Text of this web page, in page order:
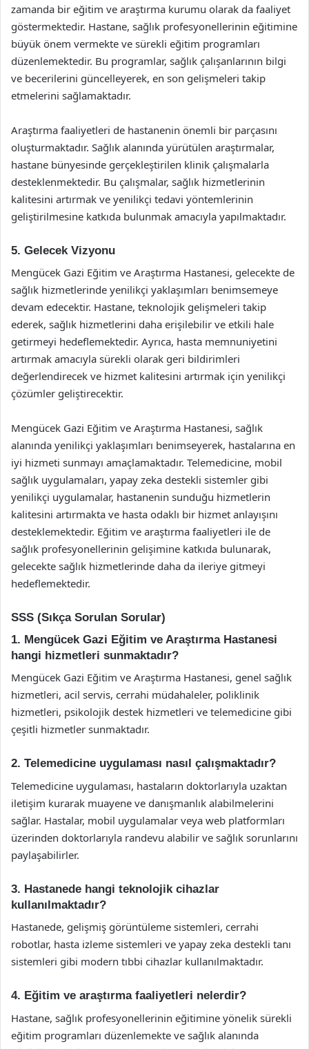
zamanda bir eğitim ve araştırma kurumu olarak da faaliyet
göstermektedir. Hastane, sağlık profesyonellerinin eğitimine
büyük önem vermekte ve sürekli eğitim programları
düzenlemektedir. Bu programlar, sağlık çalışanlarının bilgi
ve becerilerini güncelleyerek, en son gelişmeleri takip
etmelerini sağlamaktadır.
Araştırma faaliyetleri de hastanenin önemli bir parçasını
oluşturmaktadır. Sağlık alanında yürütülen araştırmalar,
hastane bünyesinde gerçekleştirilen klinik çalışmalarla
desteklenmektedir. Bu çalışmalar, sağlık hizmetlerinin
kalitesini artırmak ve yenilikçi tedavi yöntemlerinin
geliştirilmesine katkıda bulunmak amacıyla yapılmaktadır.
5. Gelecek Vizyonu
Mengücek Gazi Eğitim ve Araştırma Hastanesi, gelecekte de
sağlık hizmetlerinde yenilikçi yaklaşımları benimsemeye
devam edecektir. Hastane, teknolojik gelişmeleri takip
ederek, sağlık hizmetlerini daha erişilebilir ve etkili hale
getirmeyi hedeflemektedir. Ayrıca, hasta memnuniyetini
artırmak amacıyla sürekli olarak geri bildirimleri
değerlendirecek ve hizmet kalitesini artırmak için yenilikçi
çözümler geliştirecektir.
Mengücek Gazi Eğitim ve Araştırma Hastanesi, sağlık
alanında yenilikçi yaklaşımları benimseyerek, hastalarına en
iyi hizmeti sunmayı amaçlamaktadır. Telemedicine, mobil
sağlık uygulamaları, yapay zeka destekli sistemler gibi
yenilikçi uygulamalar, hastanenin sunduğu hizmetlerin
kalitesini artırmakta ve hasta odaklı bir hizmet anlayışını
desteklemektedir. Eğitim ve araştırma faaliyetleri ile de
sağlık profesyonellerinin gelişimine katkıda bulunarak,
gelecekte sağlık hizmetlerinde daha da ileriye gitmeyi
hedeflemektedir.
SSS (Sıkça Sorulan Sorular)
1. Mengücek Gazi Eğitim ve Araştırma Hastanesi
hangi hizmetleri sunmaktadır?
Mengücek Gazi Eğitim ve Araştırma Hastanesi, genel sağlık
hizmetleri, acil servis, cerrahi müdahaleler, poliklinik
hizmetleri, psikolojik destek hizmetleri ve telemedicine gibi
çeşitli hizmetler sunmaktadır.
2. Telemedicine uygulaması nasıl çalışmaktadır?
Telemedicine uygulaması, hastaların doktorlarıyla uzaktan
iletişim kurarak muayene ve danışmanlık alabilmelerini
sağlar. Hastalar, mobil uygulamalar veya web platformları
üzerinden doktorlarıyla randevu alabilir ve sağlık sorunlarını
paylaşabilirler.
3. Hastanede hangi teknolojik cihazlar
kullanılmaktadır?
Hastanede, gelişmiş görüntüleme sistemleri, cerrahi
robotlar, hasta izleme sistemleri ve yapay zeka destekli tanı
sistemleri gibi modern tıbbi cihazlar kullanılmaktadır.
4. Eğitim ve araştırma faaliyetleri nelerdir?
Hastane, sağlık profesyonellerinin eğitimine yönelik sürekli
eğitim programları düzenlemekte ve sağlık alanında